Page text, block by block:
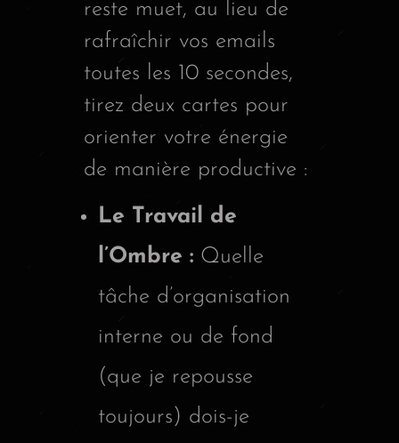
reste muet, au lieu de
rafraîchir vos emails
toutes les 10 secondes,
tirez deux cartes pour
orienter votre énergie
de manière productive :
Le Travail de
l’Ombre : Quelle
tâche d’organisation
interne ou de fond
(que je repousse
toujours) dois-je